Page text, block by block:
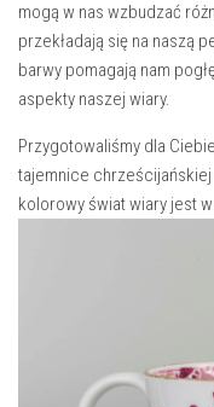
mogą w nas wzbudzać
przekładają się na naszą
barwy pomagają nam
aspekty naszej wiary.
Przygotowaliśmy dla
tajemnice chrześcijańskiej
kolorowy świat wiary jest